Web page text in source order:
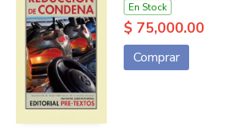
En Stock
$ 75,000.00
Comprar